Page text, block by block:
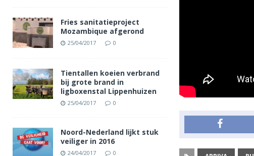
Fries sanitatieproject
Mozambique afgerond
25/04/2017 0
Tientallen koeien verbrand
bij grote brand in
ligboxenstal Lippenhuizen
25/04/2017 0
Noord-Nederland lijkt stuk
veiliger in 2016
24/04/2017 0